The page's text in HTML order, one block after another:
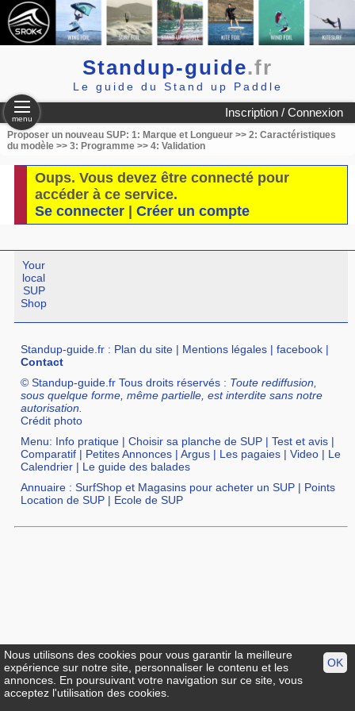
Standup-guide.fr
Le guide du Stand up Paddle
Inscription / Connexion
menu
Proposer un nouveau SUP: 1: Marque et Longueur >> 2: Caractéristiques
du modèle >> 3: Programme >> 4: Validation
Oups. Vous devez être connecté pour
accéder à ce service.
Se connecter| Créer un compte
Your
local
SUP
Shop
Standup-guide.fr : Plan du site | Mentions légales |facebook |
Contact
© Standup-guide.fr Tous droits réservés : Toute rediffusion,
sous quelque forme, même partielle, est interdite sans notre
autorisation.
Crédit photo
Menu: Info pratique |Choisir sa planche de SUP |Test et avis |
Comparatif | Petites Annonces |Argus | Les pagaies |Video | Le
Calendrier | Le guide des balades
Annuaire :SurfShop et Magasins pour acheter un SUP | Points
Location de SUP | Ecole de SUP
OK
Nous utilisons des cookies pour vous garantir la meilleure
expérience sur notre site, personnaliser le contenu et les
annonces. En poursuivant votre navigation sur ce site, vous
acceptez l'utilisation des cookies.